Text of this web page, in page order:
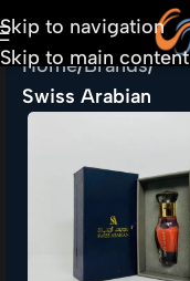
Skip to navigation
Skip to main content
Home Brands
Swiss Arabian